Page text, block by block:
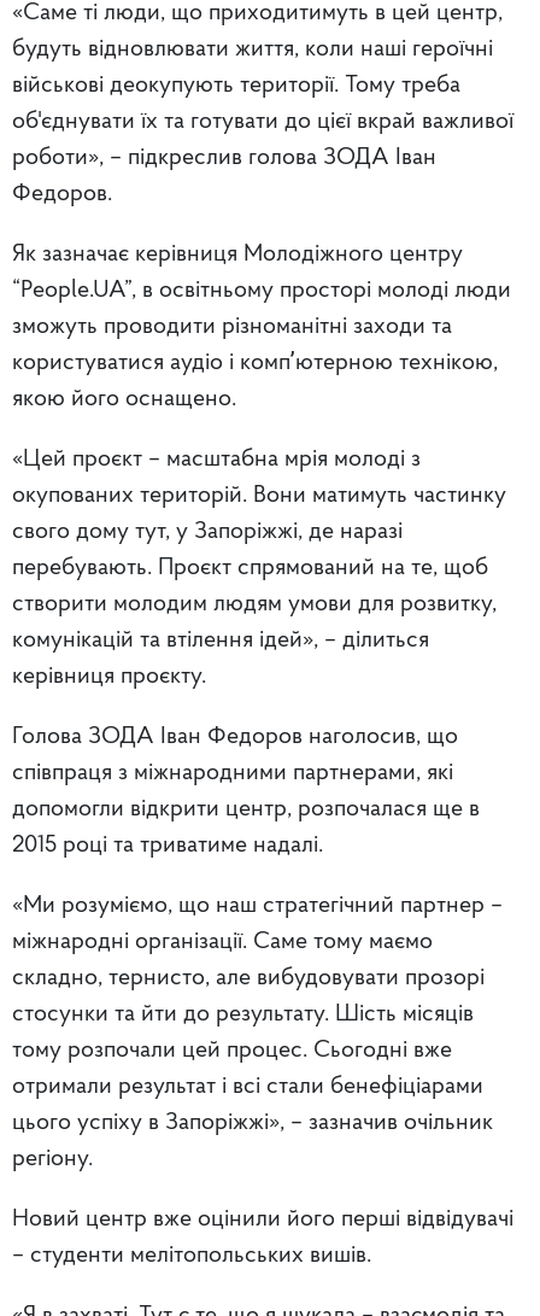
«Саме ті люди, що приходитимуть в цей центр,
будуть відновлювати життя, коли наші героїчні
військові деокупують території. Тому треба
об'єднувати їх та готувати до цієї вкрай важливої
роботи», – підкреслив голова ЗОДА Іван
Федоров.
Як зазначає керівниця Молодіжного центру
“People.UA”, в освітньому просторі молоді люди
зможуть проводити різноманітні заходи та
користуватися аудіо і компʼютерною технікою,
якою його оснащено.
«Цей проєкт – масштабна мрія молоді з
окупованих територій. Вони матимуть частинку
свого дому тут, у Запоріжжі, де наразі
перебувають. Проєкт спрямований на те, щоб
створити молодим людям умови для розвитку,
комунікацій та втілення ідей», – ділиться
керівниця проєкту.
Голова ЗОДА Іван Федоров наголосив, що
співпраця з міжнародними партнерами, які
допомогли відкрити центр, розпочалася ще в
2015 році та триватиме надалі.
«Ми розуміємо, що наш стратегічний партнер –
міжнародні організації. Саме тому маємо
складно, тернисто, але вибудовувати прозорі
стосунки та йти до результату. Шість місяців
тому розпочали цей процес. Сьогодні вже
отримали результат і всі стали бенефіціарами
цього успіху в Запоріжжі», – зазначив очільник
регіону.
Новий центр вже оцінили його перші відвідувачі
– студенти мелітопольських вишів.